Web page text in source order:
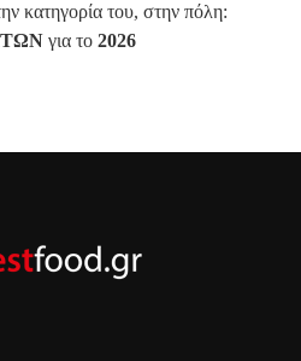
κατηγορία του, στην πόλη:
για το 2026